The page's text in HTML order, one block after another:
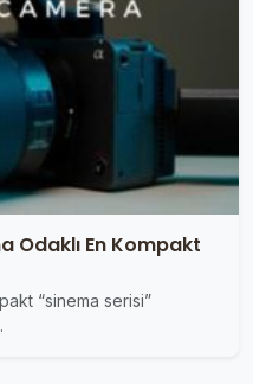
Odaklı En Kompakt
“sinema serisi”